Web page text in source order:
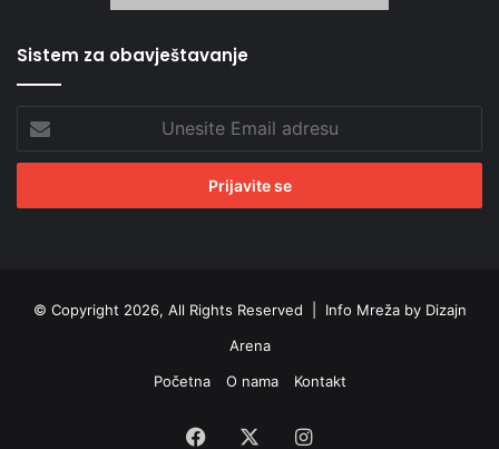
Sistem za obavještavanje
Email
adresu
© Copyright 2026, All Rights Reserved | Info Mreža by Dizajn
Arena
Početna
O nama Kontakt
Facebook Instagram